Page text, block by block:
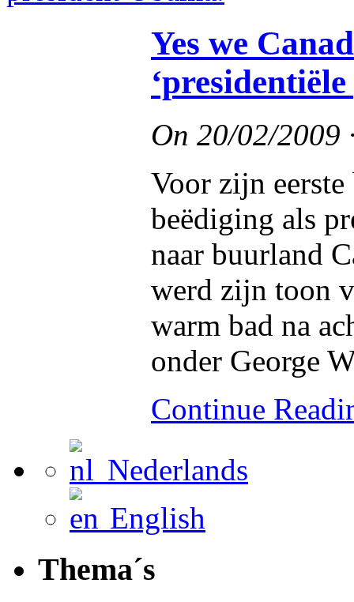
Yes we
On 20/02/2009
Voor zijn
beëdiging als
naar buurland
werd zijn toon
warm bad na
onder George
Continue
Nederlands
English
Thema´s